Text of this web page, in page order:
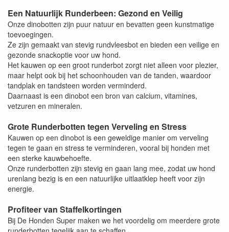
Een Natuurlijk Runderbeen: Gezond en Veilig
Onze dinobotten zijn puur natuur en bevatten geen kunstmatige
toevoegingen.
Ze zijn gemaakt van stevig rundvleesbot en bieden een veilige en
gezonde snackoptie voor uw hond.
Het kauwen op een groot runderbot zorgt niet alleen voor plezier,
maar helpt ook bij het schoonhouden van de tanden, waardoor
tandplak en tandsteen worden verminderd.
Daarnaast is een dinobot een bron van calcium, vitamines,
vetzuren en mineralen.
Grote Runderbotten tegen Verveling en Stress
Kauwen op een dinobot is een geweldige manier om verveling
tegen te gaan en stress te verminderen, vooral bij honden met
een sterke kauwbehoefte.
Onze runderbotten zijn stevig en gaan lang mee, zodat uw hond
urenlang bezig is en een natuurlijke uitlaatklep heeft voor zijn
energie.
Profiteer van Staffelkortingen
Bij De Honden Super maken we het voordelig om meerdere grote